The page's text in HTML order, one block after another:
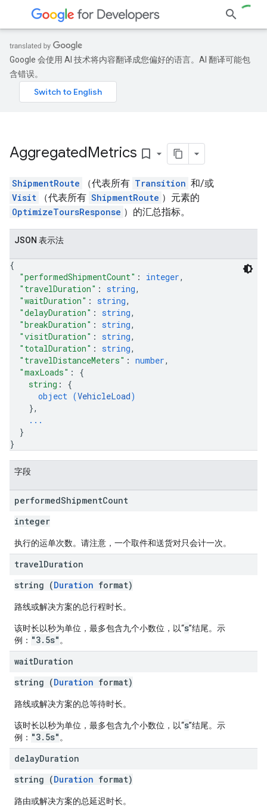
Google 会使用 AI 技术将内容翻译成您偏好的语言。AI 翻译可能包
含错误。
AggregatedMetrics bookmark_border
ShipmentRoute （代表所有 Transition 和/或
Visit
（代表所有 ShipmentRoute ）元素的
OptimizeToursResponse ）的汇总指标。
JSON 表示法
{
"performedShipmentCount" : integer,
"travelDuration" : string,
"waitDuration" : string,
"delayDuration" : string,
"breakDuration" : string,
"visitDuration" : string,
"totalDuration" : string,
"travelDistanceMeters" : number,
"maxLoads" : {
string : {
object (VehicleLoad)
},
...
}
}
字段
performedShipmentCount
integer
执行的运单次数。请注意，一个取件和送货对只会计一次。
travelDuration
string (Duration format)
路线或解决方案的总行程时长。
该时长以秒为单位，最多包含九个小数位，以“s”结尾。示
例： "3.5s" 。
waitDuration
string (Duration format)
路线或解决方案的总等待时长。
该时长以秒为单位，最多包含九个小数位，以“s”结尾。示
例： "3.5s" 。
delayDuration
string (Duration format)
路由或解决方案的总延迟时长。